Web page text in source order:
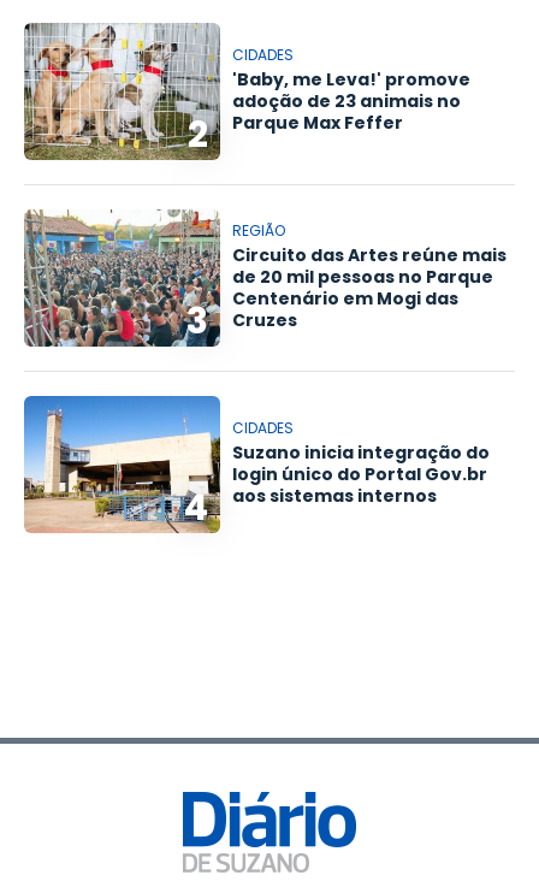
2
CIDADES
'Baby, me Leva!' promove
adoção de 23 animais no
Parque Max Feffer
3
REGIÃO
Circuito das Artes reúne mais
de 20 mil pessoas no Parque
Centenário em Mogi das
Cruzes
4
CIDADES
Suzano inicia integração do
login único do Portal Gov.br
aos sistemas internos